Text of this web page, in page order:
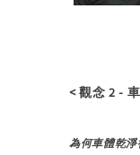
< 觀念 2 -
為何車體乾